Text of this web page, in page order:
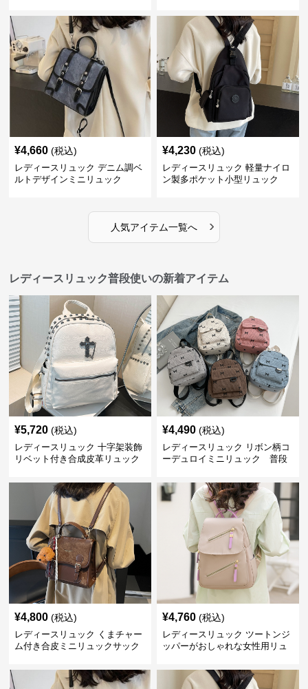
¥4,660 (税込)
レディースリュック デニム調ベ
ルトデザインミニリュック
¥4,230 (税込)
レディースリュック 軽量ナイロ
ン製多ポケット小型リュック
人気アイテム一覧へ ›
レディースリュック普段使いの新着アイテム
¥5,720 (税込)
レディースリュック 十字架装飾
リベット付き合成皮革リュック
¥4,490 (税込)
レディースリュック リボン柄コ
ーデュロイミニリュック 普段
¥4,800 (税込)
レディースリュック くまチャー
ム付き合皮ミニリュックサック
¥4,760 (税込)
レディースリュック ツートンジ
ッパーがおしゃれな女性用リュ